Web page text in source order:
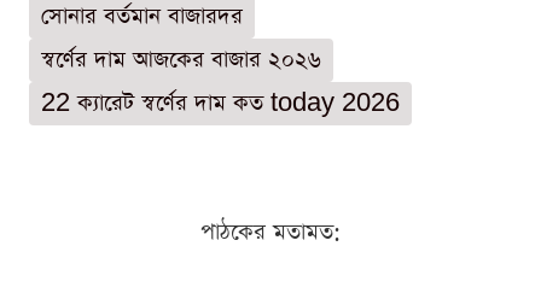
সোনার বর্তমান বাজারদর
স্বর্ণের দাম আজকের বাজার ২০২৬
22 ক্যারেট স্বর্ণের দাম কত today 2026
পাঠকের মতামত: